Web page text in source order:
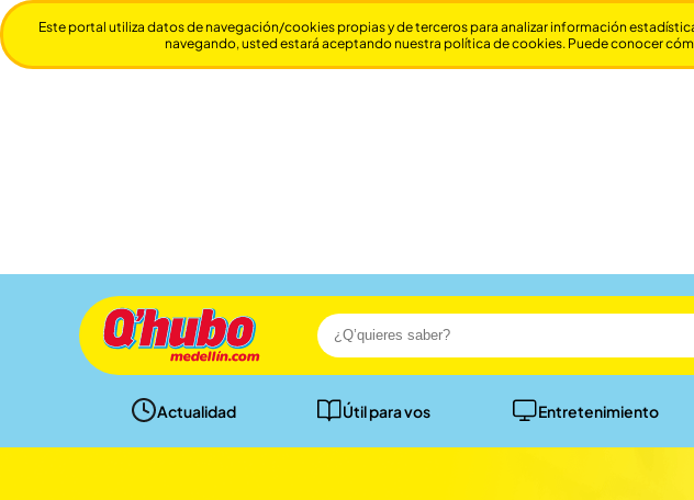
Actualidad Útil para vos Entretenimiento
Este portal utiliza datos de navegación/cookies propias y de terceros para analizar información
navegando, usted estará aceptando nuestra política de cookies. Puede conocer